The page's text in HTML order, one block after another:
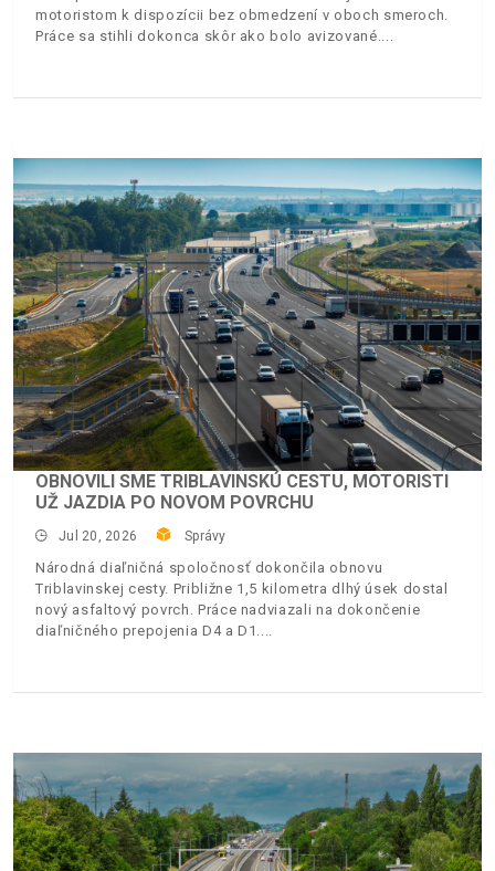
motoristom k dispozícii bez obmedzení v oboch smeroch.
Práce sa stihli dokonca skôr ako bolo avizované.
OBNOVILI SME TRIBLAVINSKÚ CESTU, MOTORISTI
UŽ JAZDIA PO NOVOM POVRCHU
Jul 20, 2026 Správy
Národná diaľničná spoločnosť dokončila obnovu
Triblavinskej cesty. Približne 1,5 kilometra dlhý úsek dostal
nový asfaltový povrch. Práce nadviazali na dokončenie
diaľničného prepojenia D4 a D1.